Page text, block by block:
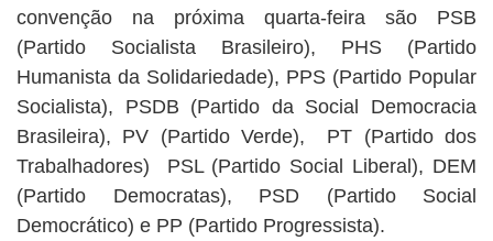
convenção na próxima quarta-feira são PSB
(Partido Socialista Brasileiro), PHS (Partido
Humanista da Solidariedade), PPS (Partido Popular
Socialista), PSDB (Partido da Social Democracia
Brasileira), PV (Partido Verde), PT (Partido dos
Trabalhadores) PSL (Partido Social Liberal), DEM
(Partido Democratas), PSD (Partido Social
Democrático) e PP (Partido Progressista).